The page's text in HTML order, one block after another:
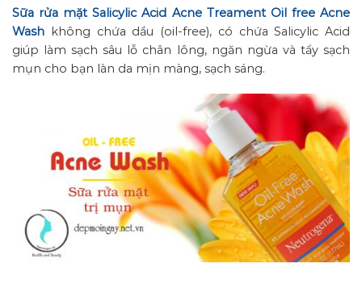
Sữa rửa mặt Salicylic Acid Acne Treament Oil free Acne
Wash không chứa dầu (oil-free), có chứa Salicylic Acid
giúp làm sạch sâu lỗ chân lông, ngăn ngừa và tẩy sạch
mụn cho bạn làn da mịn màng, sạch sáng.